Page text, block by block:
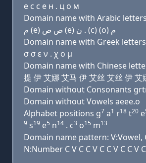
e с с e н . ц о м
Domain name with Arabic letters ﻍ ﺍ ﺭ ﺕ (e) ﻥ
ﻡ (e) ﺹ ﺹ (e) ﻥ . (c) (o) ﻡ
Domain name with Greek letters
σ σ ε ν . χ ο μ
Domain name with Chinese
提 伊 艾娜 艾马 伊 艾丝 艾丝 伊 艾
Domain without Consonants
Domain without Vowels aeee.o
Alphabet positions g7 a1 r18 t20 e
9 s19 e5 n14 . c3 o15 m13
Domain name pattern: V:Vowel,
N:Number C V C C V C C V C C V